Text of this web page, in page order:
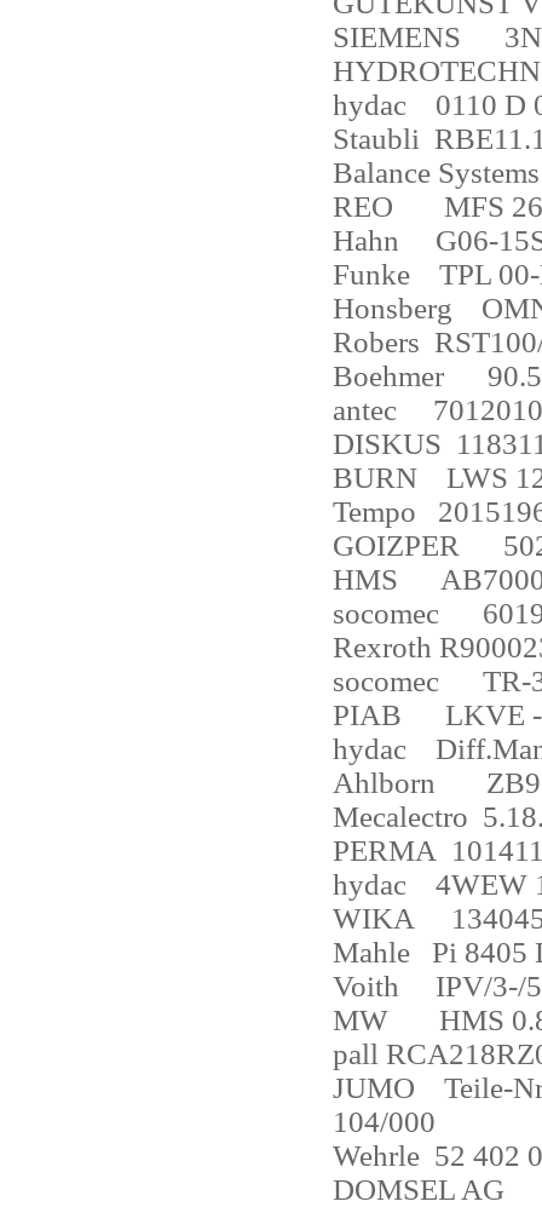
SIEMENS
hydac
0110 D
Staubli
Balance Systems
REO
MFS
Hahn
G06-
Funke
TPL
Honsberg
Robers
Boehmer
antec
DISKUS
BURN
LWS
Tempo
GOIZPER
HMS
socomec
Rexroth
socomec
TR-
PIAB
LKVE
hydac
Ahlborn
Mecalectro
PERMA
hydac
4WEW
WIKA
Mahle
Pi 8405
Voith
IPV/3-/
MW
HMS
pall
JUMO
Teile-
104/000
Wehrle 52 402
DOMSEL AG